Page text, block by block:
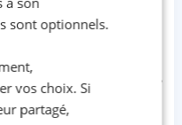
le seul moyen de se
et cela passe par
les rapports sexuels. Et
est utile de rappeler que
des
sont optionnels.
vos choix. Si
partagé,